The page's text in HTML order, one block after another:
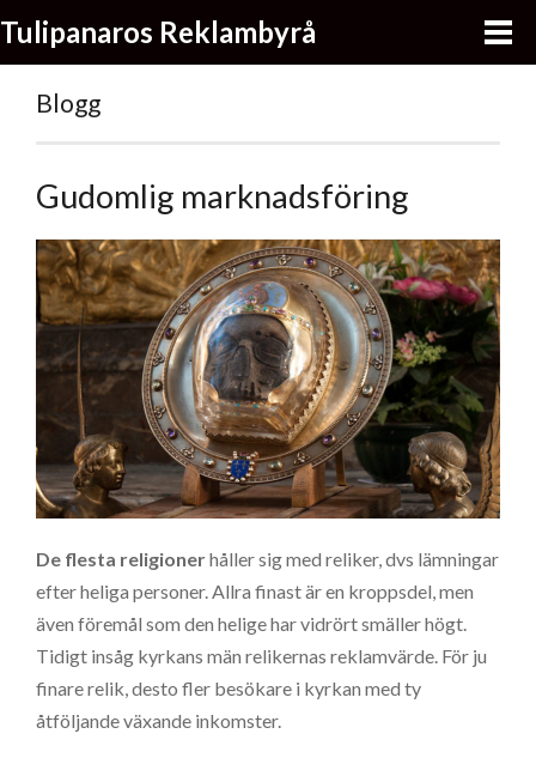
Tulipanaros Reklambyrå
Blogg
Gudomlig marknadsföring
De flesta religionerhåller sig med reliker, dvs lämningar
efter heliga personer. Allra finast är en kroppsdel, men
även föremål som den helige har vidrört smäller högt.
Tidigt insåg kyrkans män relikernas reklamvärde. För ju
finare relik, desto fler besökare i kyrkan med ty
åtföljande växande inkomster.